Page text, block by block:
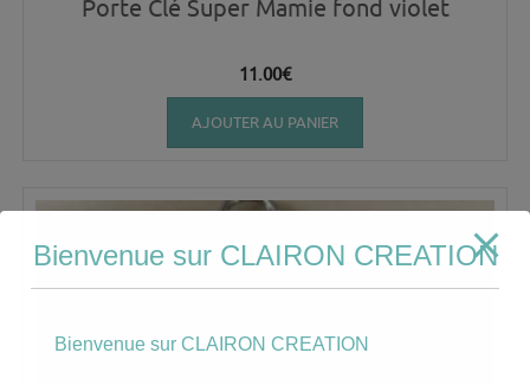
Porte Clé Super Mamie fond violet
11.00€
AJOUTER AU PANIER
Bienvenue sur CLAIRON CREATION
Bienvenue sur CLAIRON CREATION